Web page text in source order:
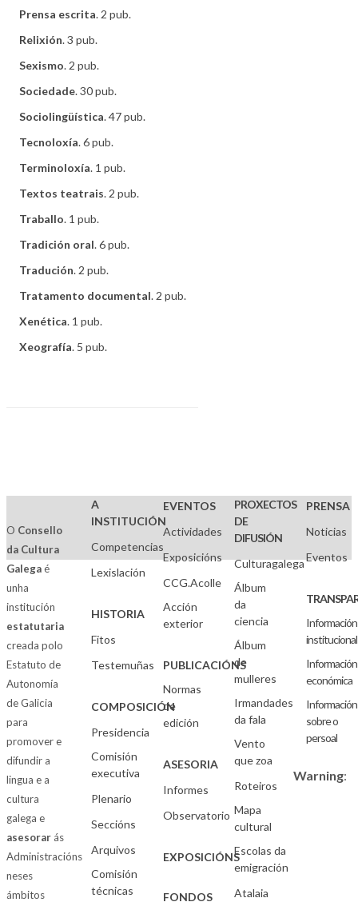
Prensa escrita. 2 pub.
Relixión. 3 pub.
Sexismo. 2 pub.
Sociedade. 30 pub.
Sociolingüística. 47 pub.
Tecnoloxía. 6 pub.
Terminoloxía. 1 pub.
Textos teatrais. 2 pub.
Traballo. 1 pub.
Tradición oral. 6 pub.
Tradución. 2 pub.
Tratamento documental. 2 pub.
Xenética. 1 pub.
Xeografía. 5 pub.
O Consello
da Cultura
Galegaé
unha
institución
estatutaria
creada polo
Estatuto de
Autonomía
de Galicia
para
promover e
difundir a
lingua e a
cultura
galega e
asesorarás
Administracións
neses
ámbitos
A
INSTITUCIÓN
Competencias
Lexislación
HISTORIA
Fitos
Testemuñas
COMPOSICIÓN
Presidencia
Comisión
executiva
Plenario
Seccións
Arquivos
Comisión
técnicas
EVENTOS
Actividades
Exposicións
CCG.Acolle
Acción
exterior
PUBLICACIÓNS
Normas
de
edición
ASESORIA
Informes
Observatorio
EXPOSICIÓNS
FONDOS
PROXECTOS
DE
DIFUSIÓN
Culturagalega
Álbum
da
ciencia
Álbum
de
mulleres
Irmandades
da fala
Vento
que zoa
Roteiros
Mapa
cultural
Escolas da
emigración
Atalaia
PRENSA
Noticias
Eventos
Información
institucional
Información
económica
Información
sobre o
persoal
Warning: